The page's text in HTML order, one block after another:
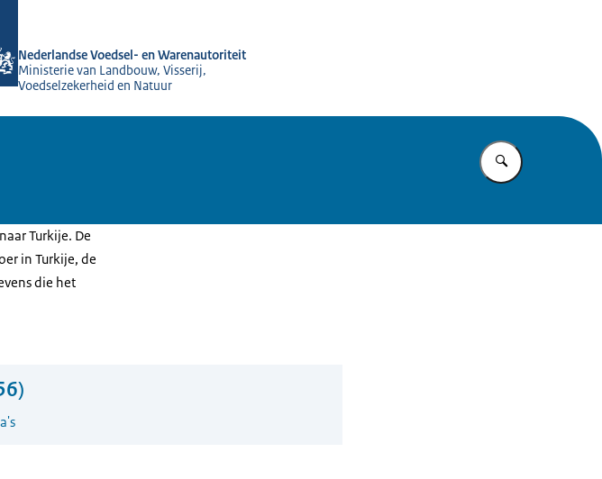
Nederlandse Voedsel- en Warenautoriteit
Ministerie van Landbouw, Visserij,
Voedselzekerheid en Natuur
Vul in wat u
Turkije. De
in Turkije, de
die het